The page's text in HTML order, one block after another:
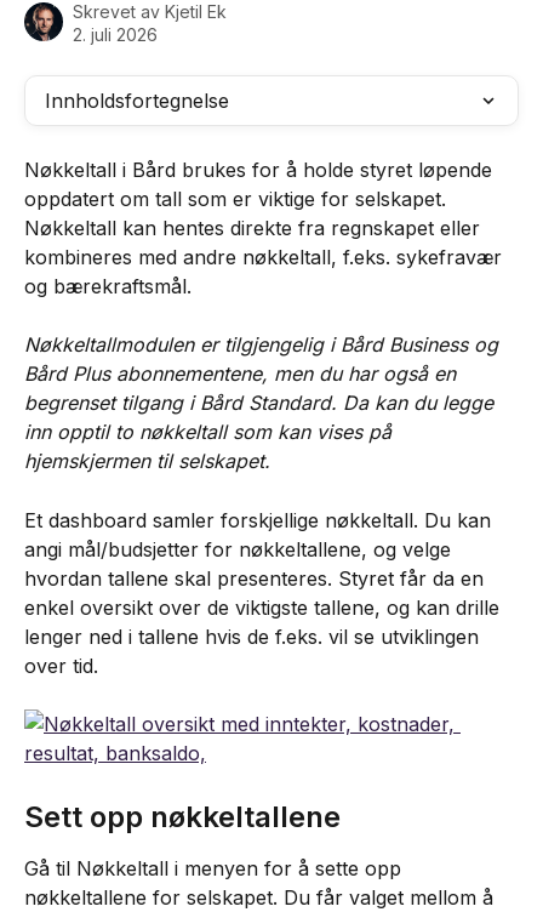
Skrevet av Kjetil Ek
2. juli 2026
Innholdsfortegnelse
Nøkkeltall i Bård brukes for å holde styret løpende
oppdatert om tall som er viktige for selskapet.
Nøkkeltall kan hentes direkte fra regnskapet eller
kombineres med andre nøkkeltall, f.eks. sykefravær
og bærekraftsmål.
Nøkkeltallmodulen er tilgjengelig i Bård Business og
Bård Plus abonnementene, men du har også en
begrenset tilgang i Bård Standard. Da kan du legge
inn opptil to nøkkeltall som kan vises på
hjemskjermen til selskapet.
Et dashboard samler forskjellige nøkkeltall. Du kan
angi mål/budsjetter for nøkkeltallene, og velge
hvordan tallene skal presenteres. Styret får da en
enkel oversikt over de viktigste tallene, og kan drille
lenger ned i tallene hvis de f.eks. vil se utviklingen
over tid.
Sett opp nøkkeltallene
Gå til Nøkkeltall i menyen for å sette opp
nøkkeltallene for selskapet. Du får valget mellom å